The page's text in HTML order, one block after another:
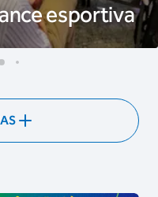
esportiva